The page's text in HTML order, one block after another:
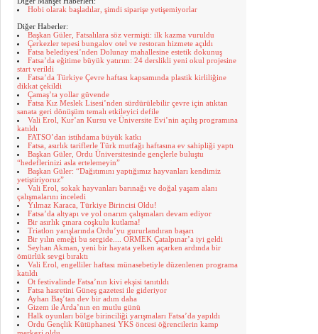
Hobi olarak başladılar, şimdi siparişe yetişemiyorlar
Diğer Haberler:
Başkan Güler, Fatsalılara söz vermişti: ilk kazma vuruldu
Çerkezler tepesi bungalov otel ve restoran hizmete açıldı
Fatsa belediyesi’nden Dolunay mahallesine estetik dokunuş
Fatsa’da eğitime büyük yatırım: 24 derslikli yeni okul projesine
start verildi
Fatsa’da Türkiye Çevre haftası kapsamında plastik kirliliğine
dikkat çekildi
Çamaş’ta yollar güvende
Fatsa Kız Meslek Lisesi’nden sürdürülebilir çevre için atıktan
sanata geri dönüşüm temalı etkileyici defile
Vali Erol, Kur’an Kursu ve Üniversite Evi’nin açılış programına
katıldı
FATSO’dan istihdama büyük katkı
Fatsa, asırlık tariflerle Türk mutfağı haftasına ev sahipliği yaptı
Başkan Güler, Ordu Üniversitesinde gençlerle buluştu
“hedeflerinizi asla ertelemeyin”
Başkan Güler: “Dağıtımını yaptığımız hayvanları kendimiz
yetiştiriyoruz”
Vali Erol, sokak hayvanları barınağı ve doğal yaşam alanı
çalışmalarını inceledi
Yılmaz Karaca, Türkiye Birincisi Oldu!
Fatsa’da altyapı ve yol onarım çalışmaları devam ediyor
Bir asırlık çınara coşkulu kutlama!
Triatlon yarışlarında Ordu’yu gururlandıran başarı
Bir yılın emeği bu sergide.... ORMEK Çatalpınar’a iyi geldi
Seyhan Akman, yeni bir hayata yelken açarken ardında bir
ömürlük sevgi bıraktı
Vali Erol, engelliler haftası münasebetiyle düzenlenen programa
katıldı
Ot festivalinde Fatsa’nın kivi ekşisi tanıtıldı
Fatsa hasretini Güneş gazetesi ile gideriyor
Ayhan Baş’tan dev bir adım daha
Gizem ile Arda’nın en mutlu günü
Halk oyunları bölge birinciliği yarışmaları Fatsa’da yapıldı
Ordu Gençlik Kütüphanesi YKS öncesi öğrencilerin kamp